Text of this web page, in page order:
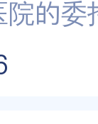
的委